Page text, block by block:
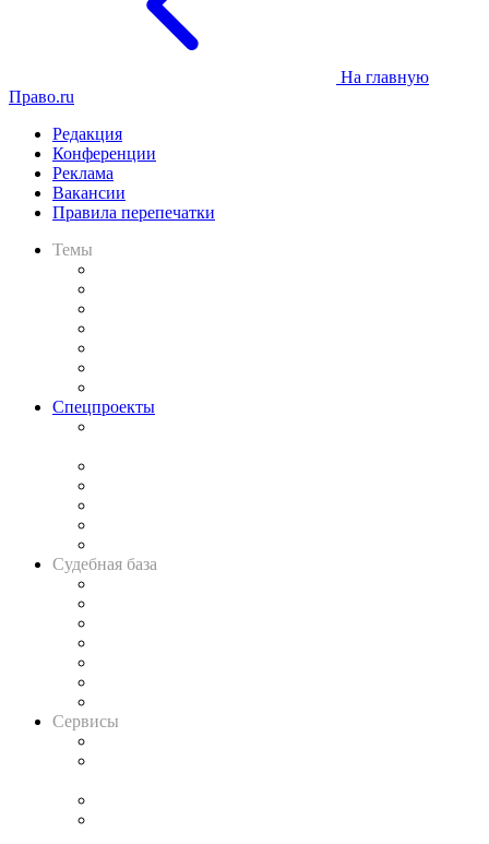
На главную
Право.ru
Редакция
Конференции
Реклама
Вакансии
Правила перепечатки
Темы
Спецпроекты
Судебная база
Сервисы